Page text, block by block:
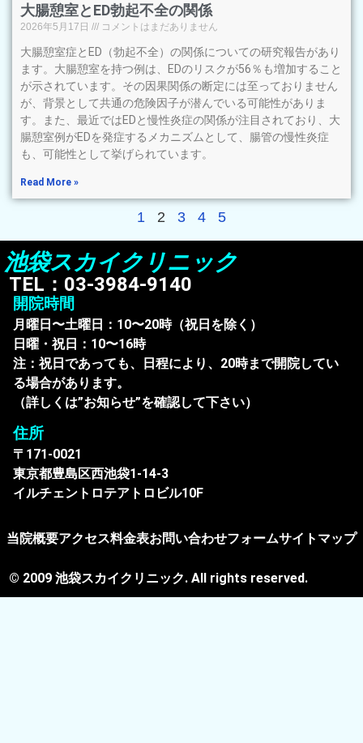
大腸憩室とED勃起不全の関係
2026年5月17日 コメントはまだありません
大腸憩室症とED（勃起不全）の関係についての研究報告があり
ます。大腸憩室を持つ例は、EDのリスクが56％も増加すること
が示されています。その因果関係の断定には至っておりません
が、背景として共通の危険因子が潜んでいる可能性がありま
す。また、最近ではEDと慢性炎症の関係が注目されており、大
腸憩室例がEDを発症するメカニズムとして、腸管の慢性炎症
も、可能性として挙げられています。
Read More »
1 2 3 4 5
池袋スカイクリニック
TEL：03-3984-9140
開院時間
月曜日〜土曜日：10〜20時（祝日を除く）
日曜・祝日：10〜16時
注：祝日であっても、日程により、20時まで開院してい
る場合があります。
（詳しくは”お知らせ”を確認して下さい）
住所
〒171-0021
東京都豊島区西池袋1-14-3
イルチェントロテアトロビル10F
当院概要アクセス料金表お問い合わせフォームサイトマップ
© 2009 池袋スカイクリニック. All rights reserved.